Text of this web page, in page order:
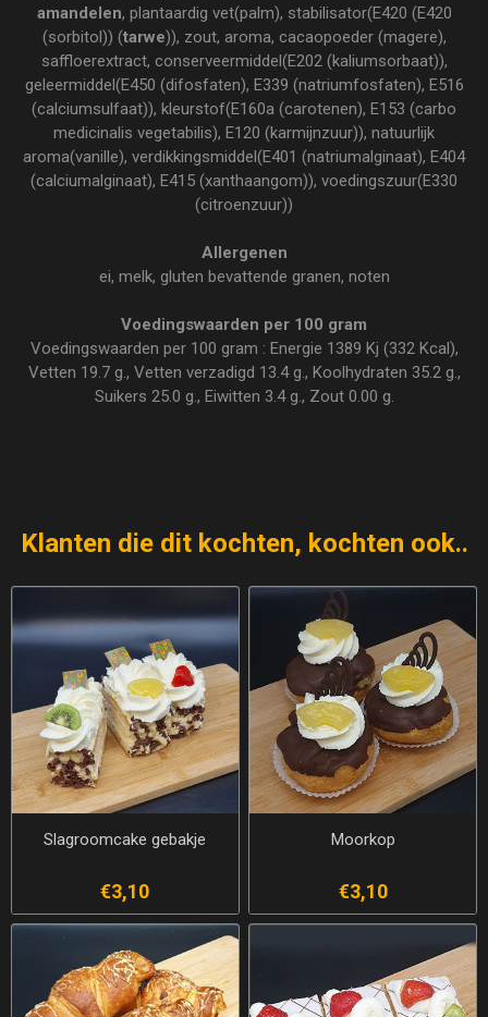
amandelen, plantaardig vet(palm), stabilisator(E420 (E420
(sorbitol)) (tarwe)), zout, aroma, cacaopoeder (magere),
saffloerextract, conserveermiddel(E202 (kaliumsorbaat)),
geleermiddel(E450 (difosfaten), E339 (natriumfosfaten), E516
(calciumsulfaat)), kleurstof(E160a (carotenen), E153 (carbo
medicinalis vegetabilis), E120 (karmijnzuur)), natuurlijk
aroma(vanille), verdikkingsmiddel(E401 (natriumalginaat), E404
(calciumalginaat), E415 (xanthaangom)), voedingszuur(E330
(citroenzuur))
Allergenen
ei, melk, gluten bevattende granen, noten
Voedingswaarden per 100 gram
Voedingswaarden per 100 gram : Energie 1389 Kj (332 Kcal),
Vetten 19.7 g., Vetten verzadigd 13.4 g., Koolhydraten 35.2 g.,
Suikers 25.0 g., Eiwitten 3.4 g., Zout 0.00 g.
Klanten die dit kochten, kochten ook..
Slagroomcake gebakje
€3,10
Moorkop
€3,10